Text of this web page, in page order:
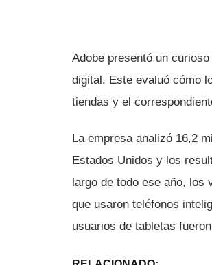
Adobe presentó un
digital. Este evaluó cómo
tiendas y el
La empresa analizó 16,2
Estados Unidos y los
largo de todo ese año, los
que usaron teléfonos
usuarios de tabletas